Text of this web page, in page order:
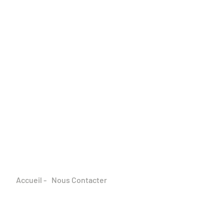
Accueil - Nous Contacter